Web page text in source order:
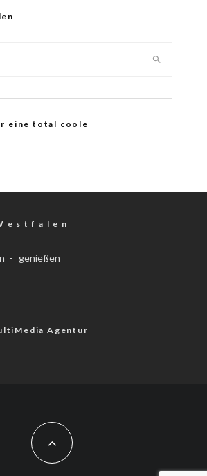
eine total coole
e s t f a l e n
- genießen
Agentur